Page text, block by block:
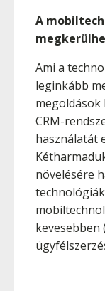
A
Ami a
leginkább
megoldások
CRM-
használatát
növelésére
kevesebben